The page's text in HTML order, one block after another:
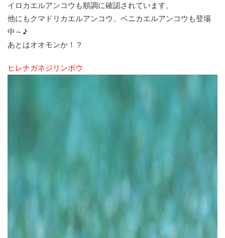
イロカエルアンコウも順調に確認されています。
他にもクマドリカエルアンコウ、ベニカエルアンコウも登場
中～♪
あとはオオモンか！？
ヒレナガネジリンボウ